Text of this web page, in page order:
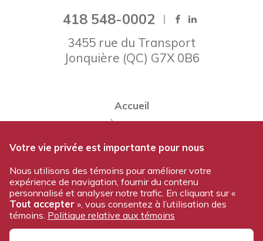
418 548-0002
3455 rue du Transport
Jonquière (QC) G7X 0B6
Accueil
À propos
Notre équipe
Travailler chez Voltam
Nous joindre
Politique de confidentialité
Votre vie privée est importante pour nous
Nous utilisons des témoins pour améliorer votre
expérience de navigation, fournir du contenu
personnalisé et analyser notre trafic. En cliquant sur «
Tout accepter », vous consentez à l’utilisation des
témoins. Politique relative aux témoins